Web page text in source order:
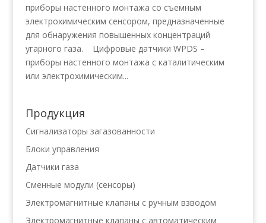
приборы настенного монтажа со съемным
электрохимическим сенсором, предназначенные
для обнаружения повышенных концентраций
угарного газа. Цифровые датчики WPDS –
приборы настенного монтажа с каталитическим
или электрохимическим...
Продукция
Сигнализаторы загазованности
Блоки управления
Датчики газа
Сменные модули (сенсоры)
Электромагнитные клапаны с ручным взводом
Электромагнитные клапаны с автоматическим